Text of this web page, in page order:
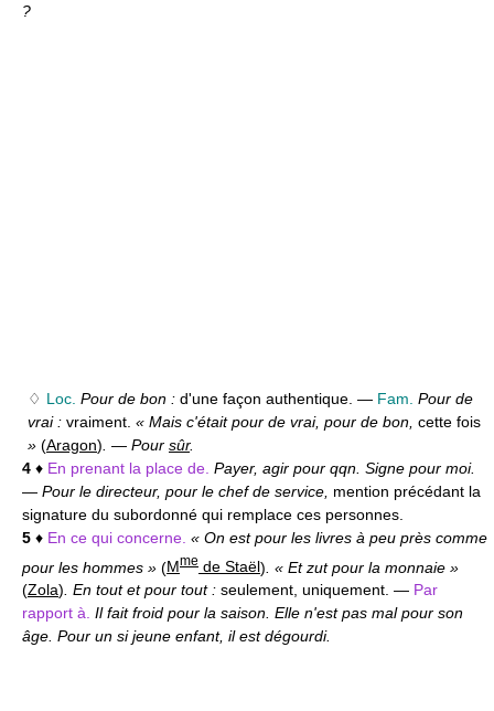
?
♢ Loc. Pour de bon : d'une façon authentique. — Fam. Pour de
vrai : vraiment. « Mais c'était pour de vrai, pour de bon, cette fois
» (Aragon) — Pour sûr.
4 ♦ En prenant la place de. Payer, agir pour qqn. Signe pour moi.
— Pour le directeur, pour le chef de service, mention précédant la
signature du subordonné qui remplace ces personnes.
5 ♦ En ce qui concerne. « On est pour les livres à peu près comme
pour les hommes » (Mme de Staël) . « Et zut pour la monnaie »
(Zola). En tout et pour tout : seulement, uniquement. — Par
rapport à. Il fait froid pour la saison. Elle n'est pas mal pour son
âge. Pour un si jeune enfant, il est dégourdi.